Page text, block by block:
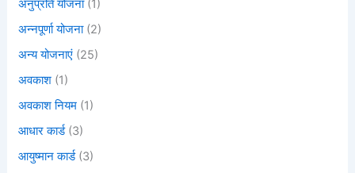
अनुप्रति योजना(1)
अन्नपूर्णा योजना(2)
अन्य योजनाएं (25)
अवकाश (1)
अवकाश नियम (1)
आधार कार्ड(3)
आयुष्मान कार्ड(3)